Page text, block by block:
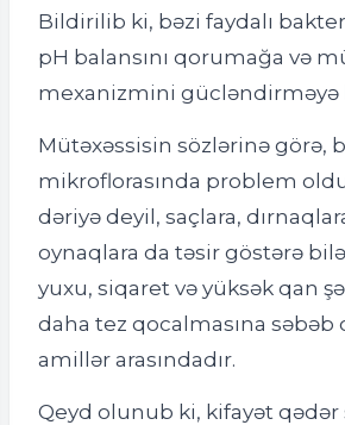
Bildirilib ki, bəzi faydalı
pH balansını qorumağa və
mexanizmini gücləndirməyə
Mütəxəssisin sözlərinə görə,
mikroflorasında problem
dəriyə deyil, saçlara,
oynaqlara da təsir göstərə
yuxu, siqaret və yüksək qan
daha tez qocalmasına səbəb
amillər arasındadır.
Qeyd olunub ki, kifayət